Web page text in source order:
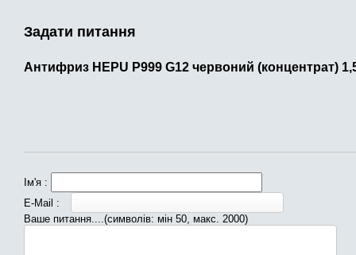
Задати питання
Антифриз HEPU P999 G12 червоний (концентрат)
Ім'я :
E-Mail :
Ваше питання....(символів: мін 50, макс. 2000)